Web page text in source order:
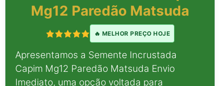
Mg12 Paredão Matsuda
🔥 MELHOR PREÇO HOJE
Apresentamos a Semente Incrustada
Capim Mg12 Paredão Matsuda Envio
Imediato, uma opção voltada para